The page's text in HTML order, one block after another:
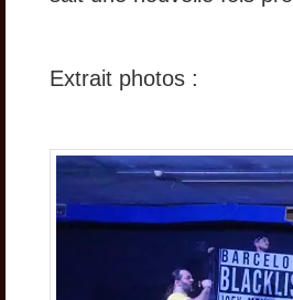
Extrait photos :